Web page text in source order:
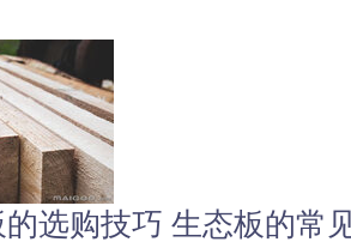
选购技巧 生态板的常